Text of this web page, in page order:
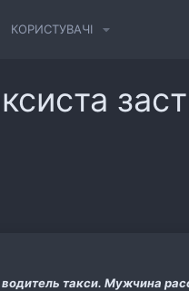
КОРИСТУВАЧІ
такси. Мужчина